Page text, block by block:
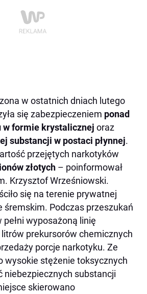
w ostatnich dniach lutego
się zabezpieczeniem ponad
w formie krystalicznej oraz
substancji w postaci płynnej.
przejętych narkotyków
złotych – poinformował
Krzysztof Wrześniowski.
się na terenie prywatnej
śremskim. Podczas przeszukań
wyposażoną linię
prekursorów chemicznych
porcje narkotyku. Ze
wysokie stężenie toksycznych
niebezpiecznych substancji
skierowano